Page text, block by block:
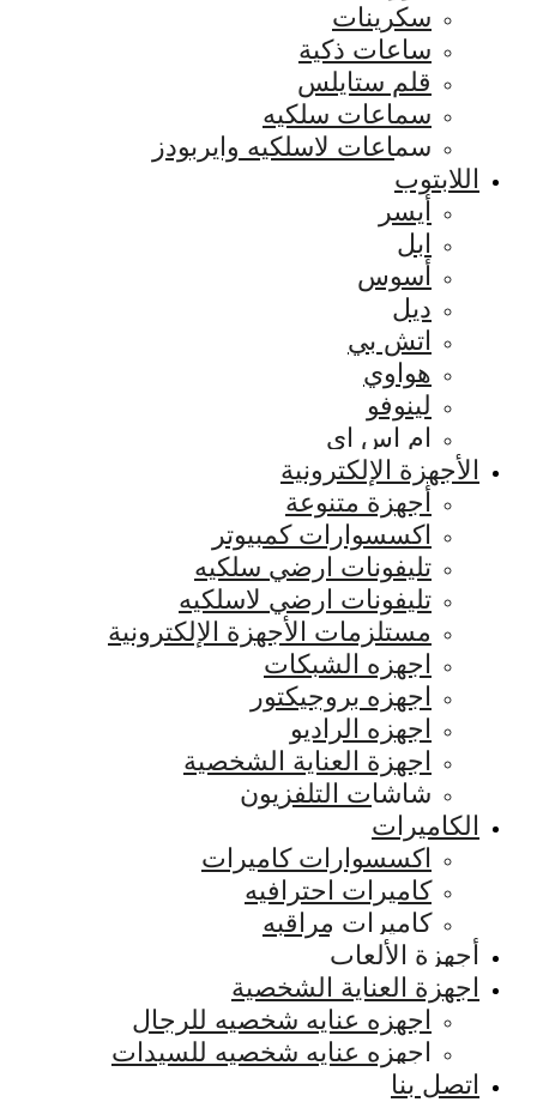
سكرينات
ساعات ذكية
قلم ستايلس
سماعات سلكيه
سماعات لاسلكيه وايربودز
اللابتوب
أيسر
ابل
أسوس
ديل
اتش بي
هواوي
لينوفو
ام اس اي
الأجهزة الإلكترونية
أجهزة متنوعة
اكسسوارات كمبيوتر
تليفونات ارضي سلكيه
تليفونات ارضي لاسلكيه
مستلزمات الأجهزة الإلكترونية
اجهزه الشبكات
اجهزه بروجيكتور
اجهزه الراديو
اجهزة العناية الشخصية
شاشات التلفزيون
الكاميرات
اكسسوارات كاميرات
كاميرات احترافيه
كاميرات مراقبه
أجهزة الألعاب
اجهزة العناية الشخصية
اجهزه عنايه شخصيه للرجال
اجهزه عنايه شخصيه للسيدات
اتصل بنا